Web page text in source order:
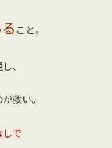
こと。
、
救い。
で